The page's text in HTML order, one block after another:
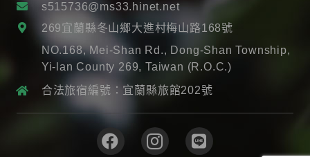
s515736@ms33.hinet.net
269宜蘭縣冬山鄉大進村梅山路168號
NO.168, Mei-Shan Rd., Dong-Shan Township,
Yi-lan County 269, Taiwan (R.O.C.)
合法旅宿編號：宜蘭縣旅館202號